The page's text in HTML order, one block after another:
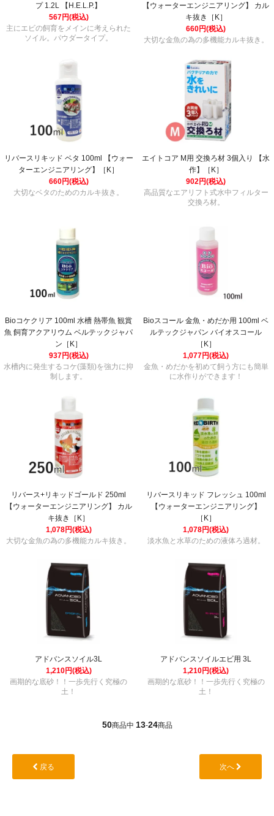
プ 1.2L 【H.E.L.P.】
567円(税込)
主にエビの飼育をメインに考えられた
ソイル。パウダータイプ。
【ウォーターエンジニアリング】 カル
キ抜き［K］
660円(税込)
大切な金魚の為の多機能カルキ抜き。
リバースリキッド ベタ 100ml 【ウォー
ターエンジニアリング】［K］
660円(税込)
大切なベタのためのカルキ抜き。
エイトコア M用 交換ろ材 3個入り 【水
作】［K］
902円(税込)
高品質なエアリフト式水中フィルター
交換ろ材。
Bioコケクリア 100ml 水槽 熱帯魚 観賞
魚 飼育アクアリウム ベルテックジャパ
ン［K］
937円(税込)
水槽内に発生するコケ(藻類)を強力に抑
制します。
Bioスコール 金魚・めだか用 100ml ベ
ルテックジャパン バイオスコール
［K］
1,077円(税込)
金魚・めだかを初めて飼う方にも簡単
に水作りができます！
リバース+リキッドゴールド 250ml
【ウォーターエンジニアリング】 カル
キ抜き［K］
1,078円(税込)
大切な金魚の為の多機能カルキ抜き。
リバースリキッド フレッシュ 100ml
【ウォーターエンジニアリング】
［K］
1,078円(税込)
淡水魚と水草のための液体ろ過材。
アドバンスソイル3L
1,210円(税込)
画期的な底砂！！一歩先行く究極の
土！
アドバンスソイルエビ用 3L
1,210円(税込)
画期的な底砂！！一歩先行く究極の
土！
50商品中 13-24商品
戻る 次へ